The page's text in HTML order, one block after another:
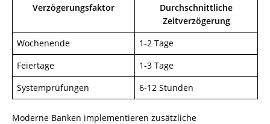
Verzögerungsfaktor
Durchschnittliche
Zeitverzögerung
Wochenende
1-2 Tage
Feiertage
1-3 Tage
Systemprüfungen
6-12 Stunden
Moderne Banken implementieren zusätzliche